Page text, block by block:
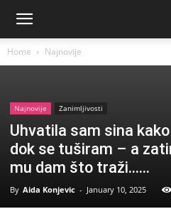
Home Najnovije
Najnovije Zanimljivosti
Uhvatila sam sina
dok se tuširam – a
mu dam što traži……
By Aida Konjevic - January 10, 2025